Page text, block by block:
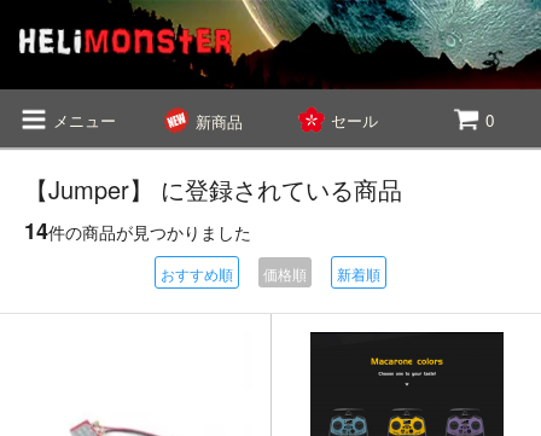
メニュー 新商品 セール 0
【Jumper】 に登録されている商品
14件の商品が見つかりました
おすすめ順 価格順 新着順